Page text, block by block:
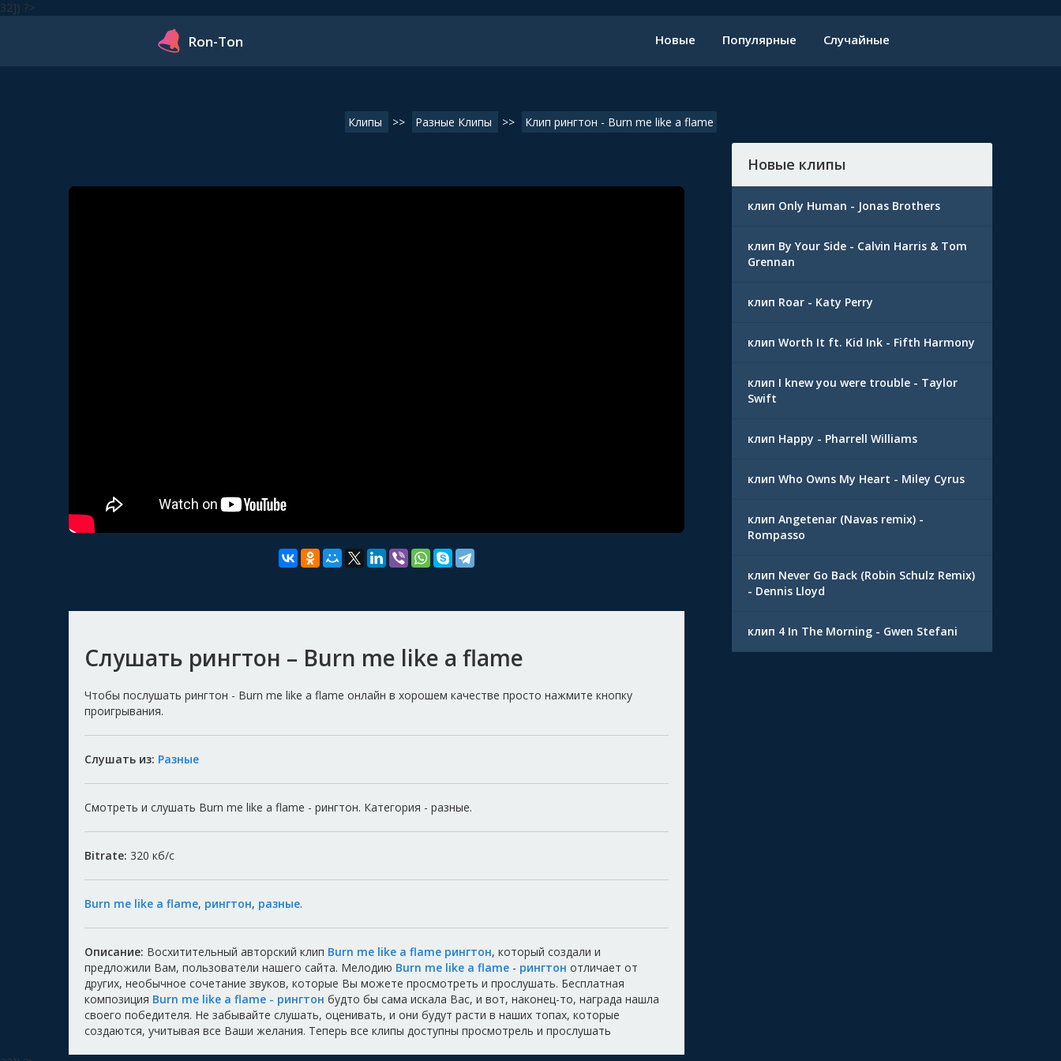
32]) ?>
Ron-Ton Новые Популярные Случайные
Клипы >> Разные Клипы >> Клип рингтон - Burn me like a flame
Слушать рингтон – Burn me like a flame
Чтобы послушать рингтон - Burn me like a flame онлайн в хорошем качестве просто нажмите кнопку
проигрывания.
Слушать из: Разные
Смотреть и слушать Burn me like a flame - рингтон. Категория - разные.
Bitrate: 320 кб/с
Burn me like a flame, рингтон, разные.
Описание: Восхитительный авторский клип Burn me like a flame рингтон, который создали и
предложили Вам, пользователи нашего сайта. Мелодию Burn me like a flame - рингтон отличает от
других, необычное сочетание звуков, которые Вы можете просмотреть и прослушать. Бесплатная
композиция Burn me like a flame - рингтон будто бы сама искала Вас, и вот, наконец-то, награда нашла
своего победителя. Не забывайте слушать, оценивать, и они будут расти в наших топах, которые
создаются, учитывая все Ваши желания. Теперь все клипы доступны просмотрель и прослушать
Новые клипы
клип Only Human - Jonas Brothers
клип By Your Side - Calvin Harris & Tom
Grennan
клип Roar - Katy Perry
клип Worth It ft. Kid Ink - Fifth Harmony
клип I knew you were trouble - Taylor
Swift
клип Happy - Pharrell Williams
клип Who Owns My Heart - Miley Cyrus
клип Angetenar (Navas remix) -
Rompasso
клип Never Go Back (Robin Schulz Remix)
- Dennis Lloyd
клип 4 In The Morning - Gwen Stefani